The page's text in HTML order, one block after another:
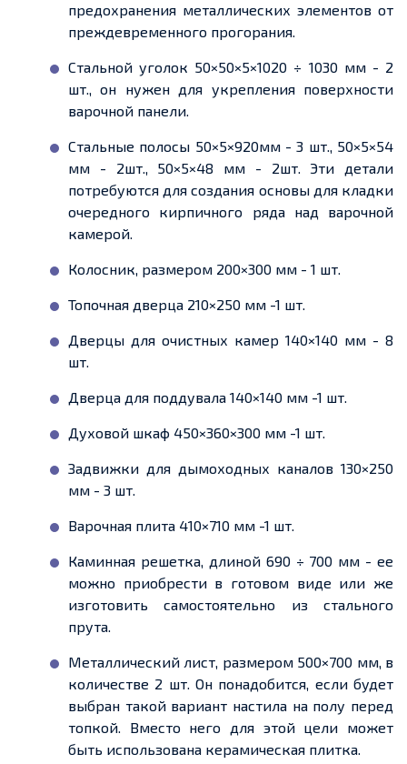
предохранения металлических элементов от
преждевременного прогорания.
Стальной уголок 50×50×5×1020 ÷ 1030 мм - 2
шт., он нужен для укрепления поверхности
варочной панели.
Стальные полосы 50×5×920мм - 3 шт., 50×5×54
мм - 2шт., 50×5×48 мм - 2шт. Эти детали
потребуются для создания основы для кладки
очередного кирпичного ряда над варочной
камерой.
Колосник, размером 200×300 мм - 1 шт.
Топочная дверца 210×250 мм -1 шт.
Дверцы для очистных камер 140×140 мм - 8
шт.
Дверца для поддувала 140×140 мм -1 шт.
Духовой шкаф 450×360×300 мм -1 шт.
Задвижки для дымоходных каналов 130×250
мм - 3 шт.
Варочная плита 410×710 мм -1 шт.
Каминная решетка, длиной 690 ÷ 700 мм - ее
можно приобрести в готовом виде или же
изготовить самостоятельно из стального
прута.
Металлический лист, размером 500×700 мм, в
количестве 2 шт. Он понадобится, если будет
выбран такой вариант настила на полу перед
топкой. Вместо него для этой цели может
быть использована керамическая плитка.